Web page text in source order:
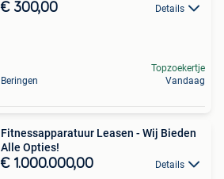
€ 300,00 Details
Beringen
Topzoekertje
Vandaag
Fitnessapparatuur Leasen - Wij Bieden
Alle Opties!
€ 1.000.000,00 Details